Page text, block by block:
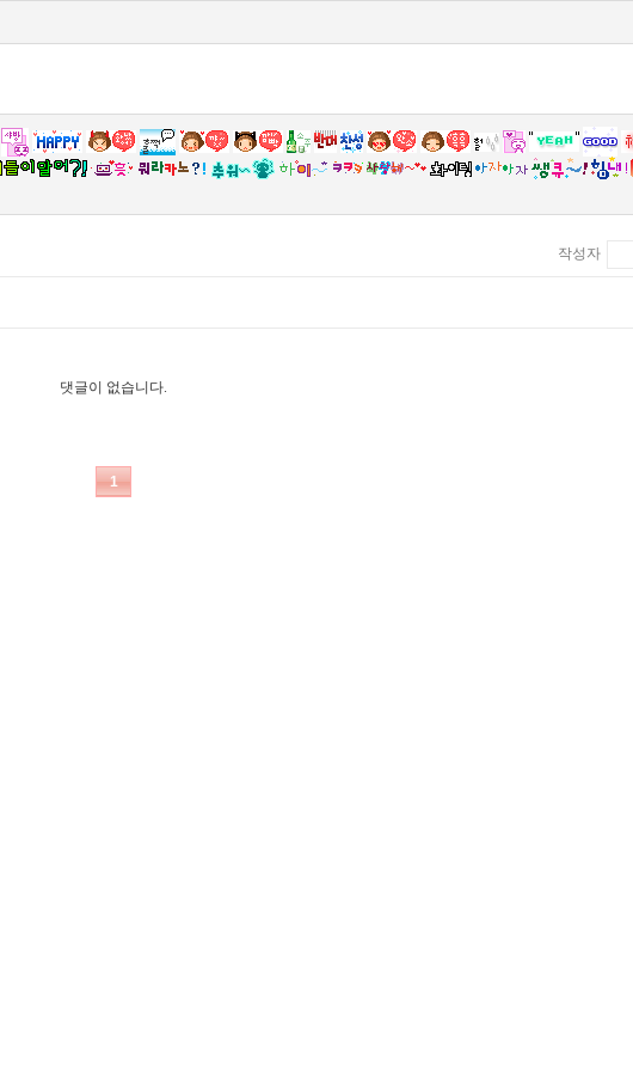
작성자
댓글이 없습니다.
1